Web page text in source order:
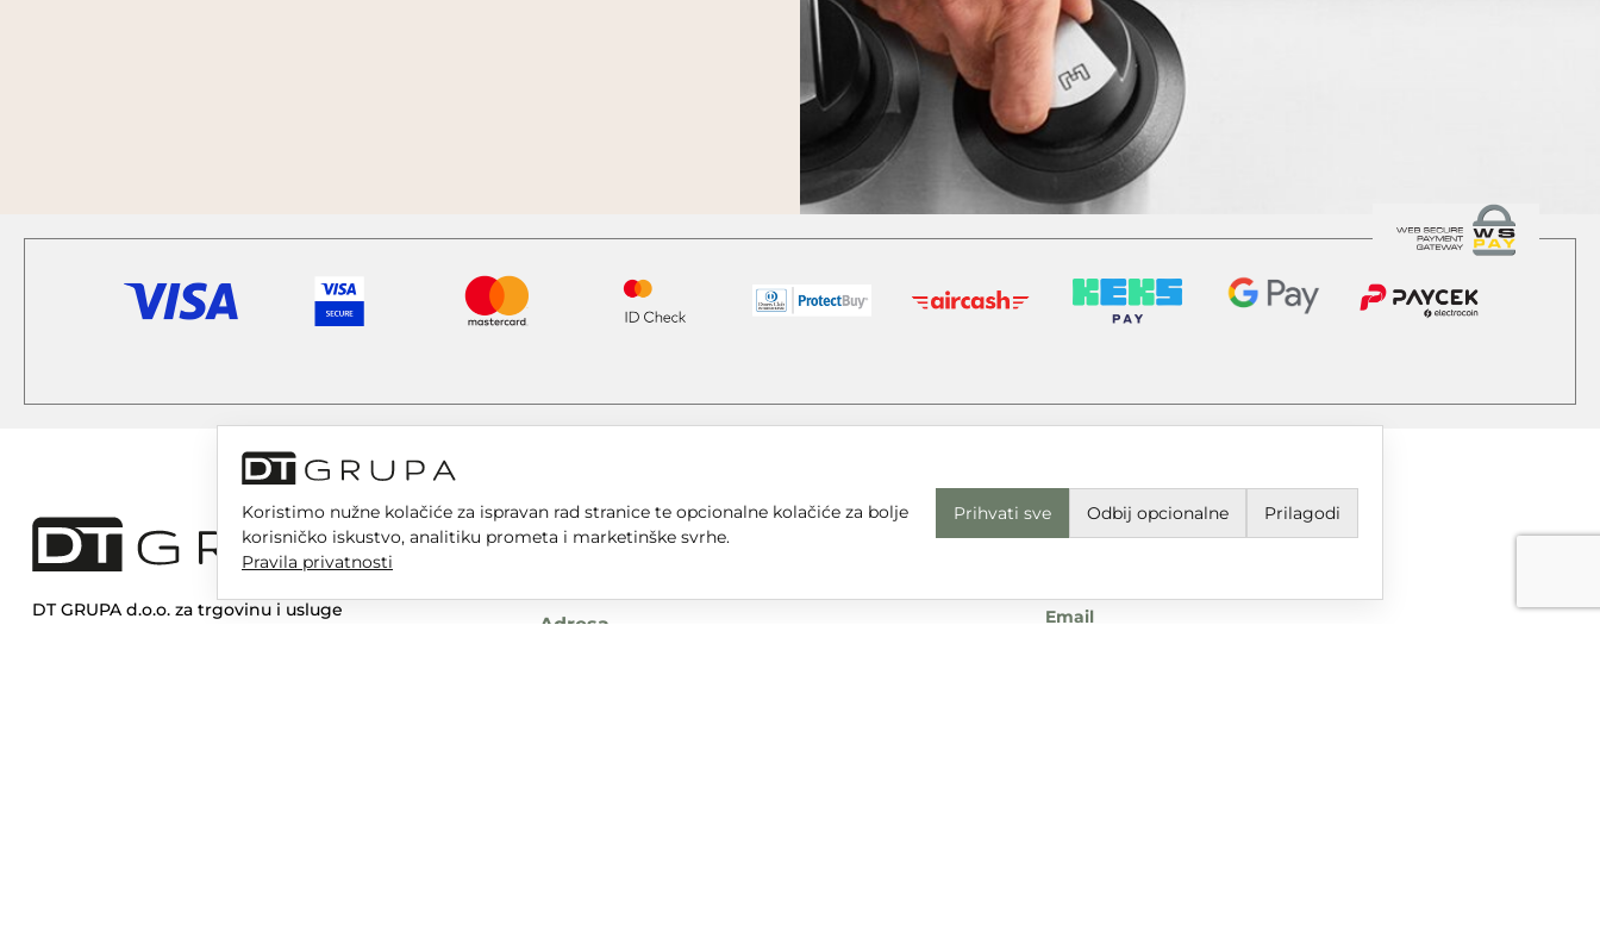
DT GRUPA d.o.o. za trgovinu i usluge
Radno vrijeme
Adresa
Uvjeti korištenja i odredbe
Email
Koristimo nužne kolačiće za ispravan rad stranice te opcionalne kolačiće za bolje
korisničko iskustvo, analitiku prometa i marketinške svrhe.
Pravila privatnosti
Prihvati sve Odbij opcionalne Prilagodi